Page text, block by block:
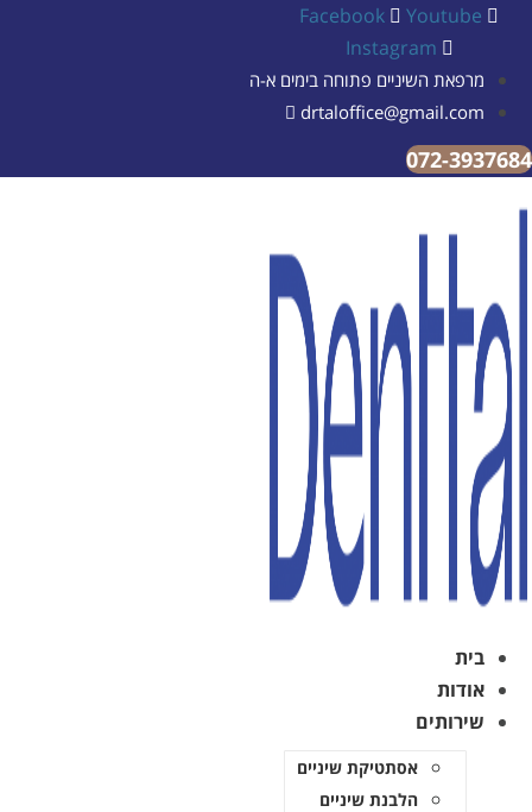
Facebook
Instagram
השיניים פתוחה בימים א-ה
אסתטיקת שיניים
הלבנת שיניים